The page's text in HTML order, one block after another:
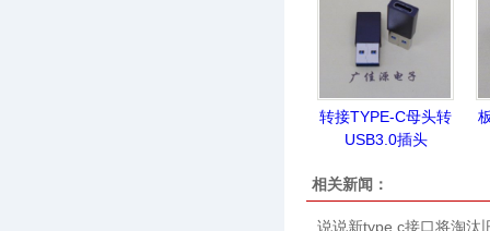
转接TYPE-C母头转
USB3.0插头
相关新闻：
说说新type c接口将淘汰